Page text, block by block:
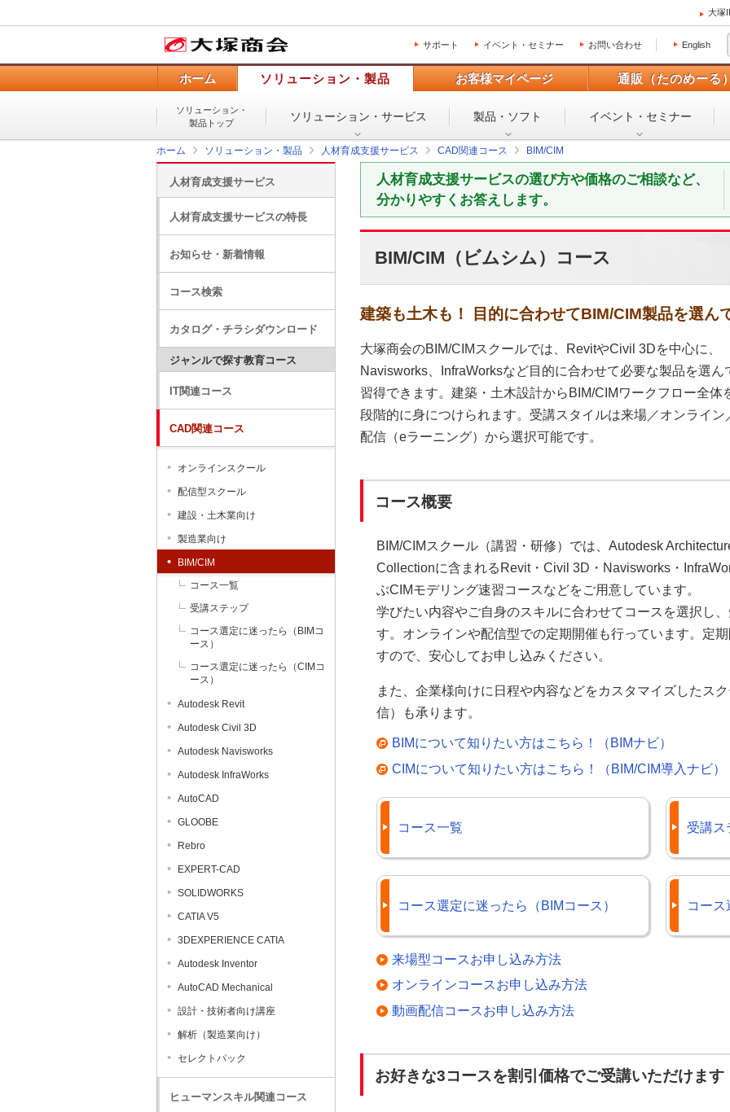
大塚
サポート イベント・セミナー お問い合わせ English
ホーム ソリューション・製品 お客様マイページ 通販（たのめーる）
ソリューション・
製品トップ
ソリューション・ サービス 製品・ソフト イベント・ セミナー
ホーム ソリューション・製品 人材育成支援サービス CAD関連コース BIM/CIM
人材育成支援サービスの選び方や価格のご相談など、
分かりやすくお答えします。
BIM/CIM（ビムシム）コース
建築も土木も！ 目的に合わせてBIM/CIM製品を選ん
大塚商会のBIM/CIMスクールでは、RevitやCivil 3Dを中心に、
Navisworks、InfraWorksなど目的に合わせて必要な製品を選ん
習得できます。建築・土木設計からBIM/CIMワークフロー全体
段階的に身につけられます。受講スタイルは来場／オンライン
配信（eラーニング）から選択可能です。
コース概要
BIM/CIMスクール（講習・研修）では、Autodesk
Collectionに含まれるRevit・Civil 3D・Navisworks・
ぶCIMモデリング速習コースなどをご用意しています。
学びたい内容やご自身のスキルに合わせてコースを選択し
す。オンラインや配信型での定期開催も行っています。定
すので、安心してお申し込みください。
また、企業様向けに日程や内容などをカスタマイズしたス
信）も承ります。
BIMについて知りたい方はこちら！（BIMナビ）
CIMについて知りたい方はこちら！（BIM/CIM導入ナビ）
コース一覧 受講ス
コース選定に迷ったら（BIMコース） コース
来場型コースお申し込み方法
オンラインコースお申し込み方法
動画配信コースお申し込み方法
お好きな3コースを割引価格でご受講いただけます
人材育成支援サービス
人材育成支援サービスの特長
お知らせ・新着情報
コース検索
カタログ・チラシダウンロード
ジャンルで探す教育コース
IT関連コース
CAD関連コース
オンラインスクール
配信型スクール
建設・土木業向け
製造業向け
BIM/CIM
コース一覧
受講ステップ
コース選定に迷ったら（BIMコ
ース）
コース選定に迷ったら（CIMコ
ース）
Autodesk Revit
Autodesk Civil 3D
Autodesk Navisworks
Autodesk InfraWorks
AutoCAD
GLOOBE
Rebro
EXPERT-CAD
SOLIDWORKS
CATIA V5
3DEXPERIENCE CATIA
Autodesk Inventor
AutoCAD Mechanical
設計・技術者向け講座
解析（製造業向け）
セレクトパック
ヒューマンスキル関連コース